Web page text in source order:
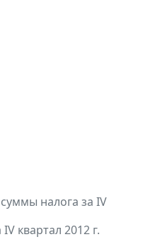
налога за IV
IV квартал 2012 г.